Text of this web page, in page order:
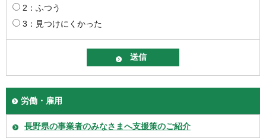
2：ふつう
3：見つけにくかった
労働・雇用
長野県の事業者のみなさまへ支援策のご紹介